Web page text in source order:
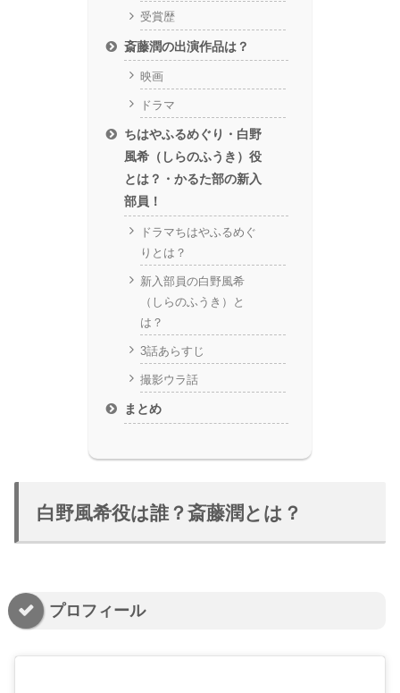
受賞歴
斎藤潤の出演作品は？
映画
ドラマ
ちはやふるめぐり・白野
風希（しらのふうき）役
とは？・かるた部の新入
部員！
ドラマちはやふるめぐ
りとは？
新入部員の白野風希
（しらのふうき）と
は？
3話あらすじ
撮影ウラ話
まとめ
白野風希役は誰？斎藤潤とは？
プロフィール